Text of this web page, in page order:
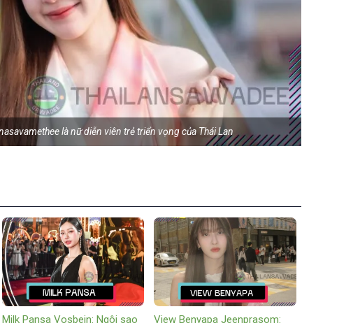
là nữ diễn viên trẻ triển vọng của Thái Lan
Milk Pansa Vosbein: Ngôi sao View Benyapa Jeenprasom: